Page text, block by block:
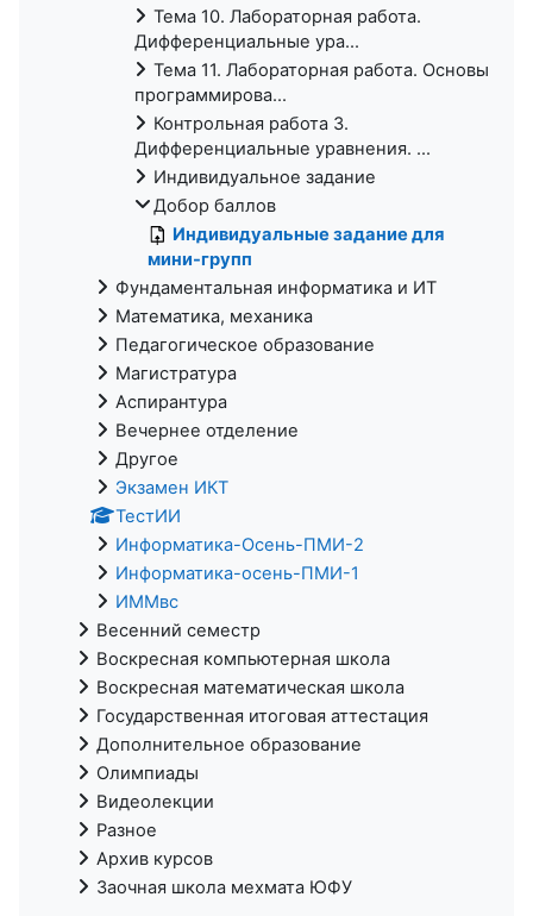
Тема 10. Лабораторная работа.
Дифференциальные ура...
Тема 11. Лабораторная работа. Основы
программирова...
Контрольная работа 3.
Дифференциальные уравнения. ...
Индивидуальное задание
Добор баллов
Индивидуальные задание для
мини-групп
Фундаментальная информатика и ИТ
Математика, механика
Педагогическое образование
Магистратура
Аспирантура
Вечернее отделение
Другое
Экзамен ИКТ
ТестИИ
Информатика-Осень-ПМИ-2
Информатика-осень-ПМИ-1
ИММвс
Весенний семестр
Воскресная компьютерная школа
Воскресная математическая школа
Государственная итоговая аттестация
Дополнительное образование
Олимпиады
Видеолекции
Разное
Архив курсов
Заочная школа мехмата ЮФУ